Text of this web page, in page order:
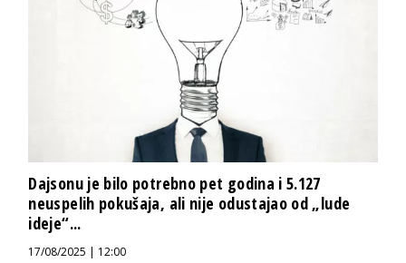
Dajsonu je bilo potrebno pet godina i 5.127
neuspelih pokušaja, ali nije odustajao od „lude
ideje“...
17/08/2025 | 12:00